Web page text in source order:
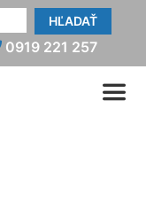
HĽADAŤ
0919 221 257